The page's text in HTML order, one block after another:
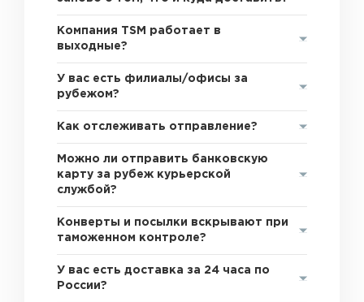
Компания TSM работает в
выходные?
У вас есть филиалы/офисы за
рубежом?
Как отслеживать отправление?
Можно ли отправить банковскую
карту за рубеж курьерской
службой?
Конверты и посылки вскрывают при
таможенном контроле?
У вас есть доставка за 24 часа по
России?